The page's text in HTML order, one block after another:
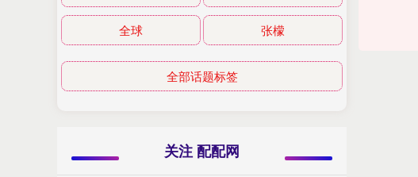
全球 张檬
全部话题标签
关注 配配网